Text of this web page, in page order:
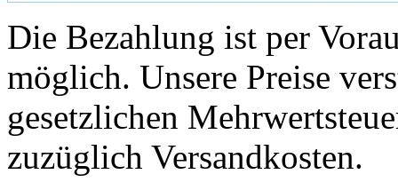
Die Bezahlung ist per
möglich. Unsere Preise
gesetzlichen
zuzüglich Versandkosten.